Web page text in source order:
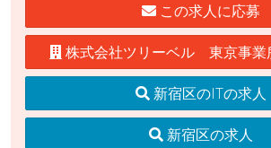
この求人に応募
株式会社ツリーベル 東京事業
新宿区のITの求人
新宿区の求人